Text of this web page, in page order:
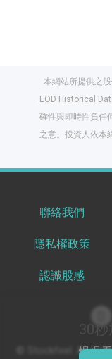
30
慢慢
本網站所提供之
EOD Historical
確性與即時性負任
之意。投資人依本
聯絡我們
隱私權政策
認識股感
© Stockfeel. All